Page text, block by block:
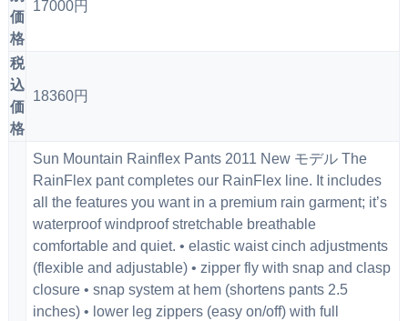
価
格
17000円
税
込
価
格
18360円
Sun Mountain Rainflex Pants 2011 New モデル The
RainFlex pant completes our RainFlex line. It includes
all the features you want in a premium rain garment; it’s
waterproof windproof stretchable breathable
comfortable and quiet. • elastic waist cinch adjustments
(flexible and adjustable) • zipper fly with snap and clasp
closure • snap system at hem (shortens pants 2.5
inches) • lower leg zippers (easy on/off) with full